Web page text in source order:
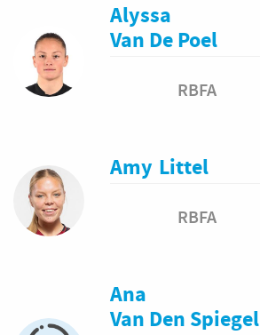
Alyssa
Van De Poel
RBFA
Amy Littel
RBFA
Ana
Van Den Spiegel